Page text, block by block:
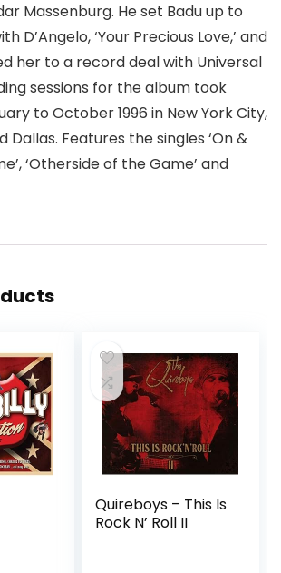
Massenburg. He set Badu up to
D’Angelo, ‘Your Precious Love,’ and
her to a record deal with Universal
sessions for the album took
to October 1996 in New York City,
Dallas. Features the singles ‘On &
‘Otherside of the Game’ and
Quireboys – This Is
Rock N’ Roll II